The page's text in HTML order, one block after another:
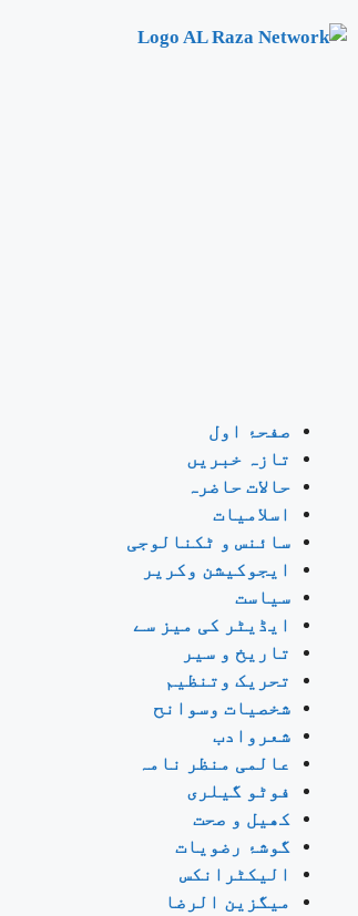
صفحۂ اول
تازہ خبریں
حالات حاضرہ
اسلامیات
سائنس و ٹکنالوجی
ایجوکیشن وکریر
سیاست
ایڈیٹر کی میز سے
تاریخ و سیر
تحریک وتنظیم
شخصیات وسوانح
شعروادب
عالمی منظر نامہ
فوٹو گیلری
کھیل و صحت
گوشۂ رضویات
الیکٹرانکس
میگزین الرضا